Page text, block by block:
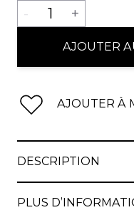
Quantité
- 1 +
AJOUTER
AJOUTER À
DESCRIPTION
PLUS